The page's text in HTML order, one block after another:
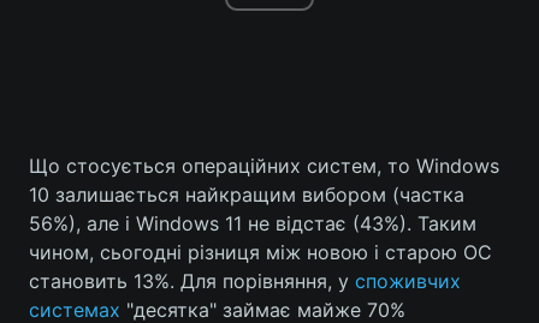
Що стосується операційних систем, то Windows
10 залишається найкращим вибором (частка
56%), але і Windows 11 не відстає (43%). Таким
чином, сьогодні різниця між новою і старою ОС
становить 13%. Для порівняння, у споживчих
системах "десятка" займає майже 70%